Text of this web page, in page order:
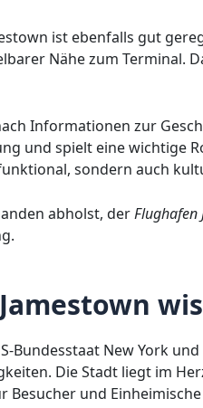
ist ebenfalls gut
Nähe zum Terminal.
Informationen zur
und spielt eine wichtige
sondern auch
abholst, derFlughafen
Bundesstaat New York
Die Stadt liegt im
und